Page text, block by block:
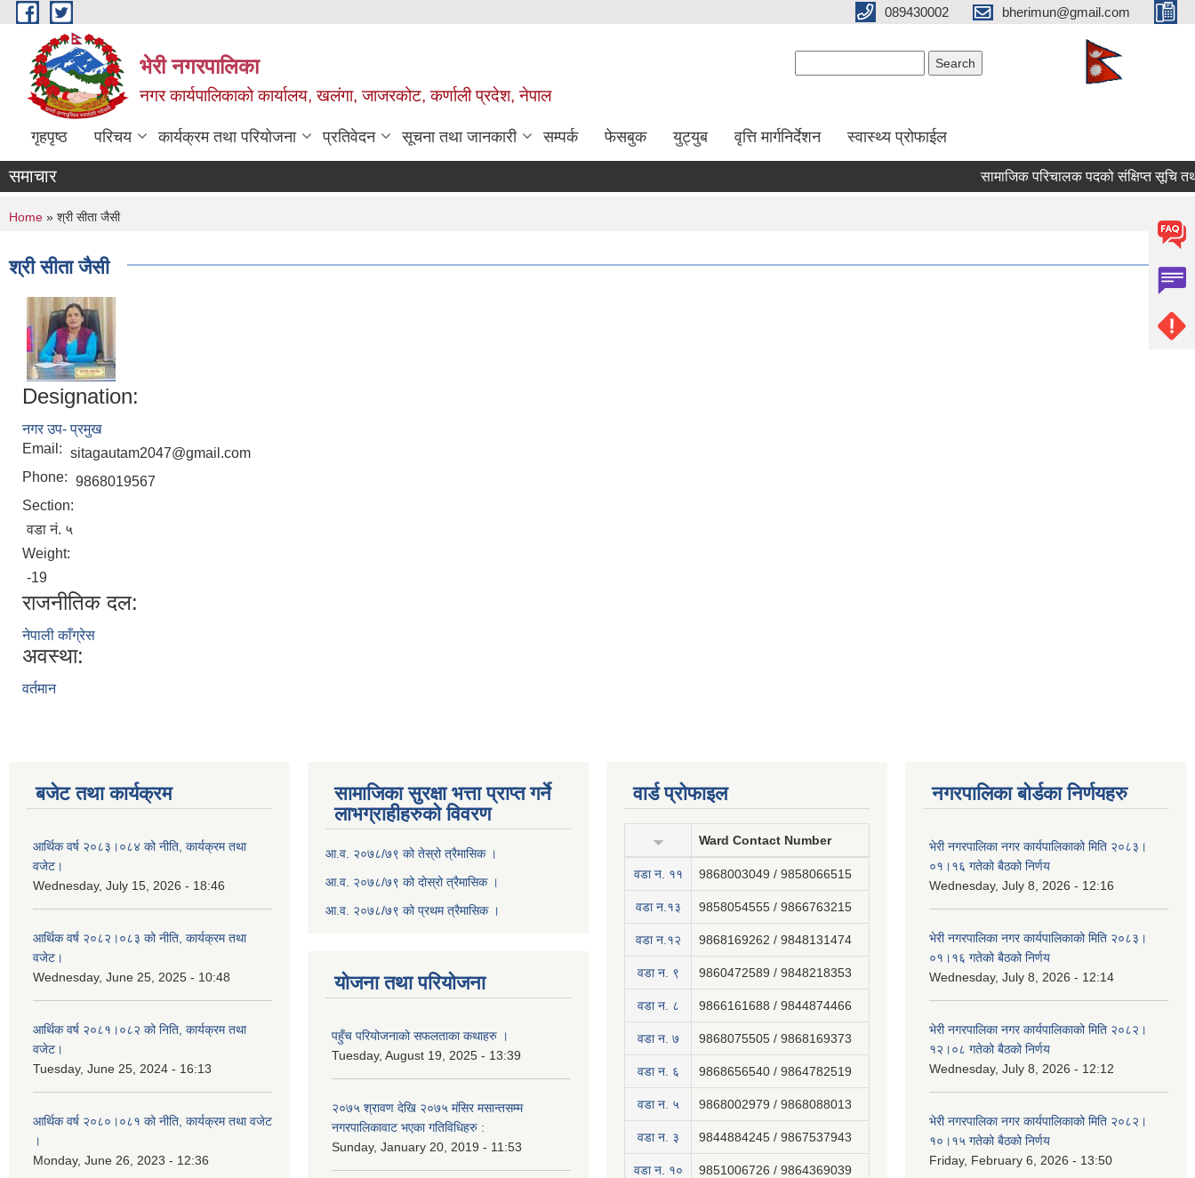
Skip to main content 089430002 bherimun@gmail.com
भेरी नगरपालिका
नगर कार्यपालिकाको कार्यालय, खलंगा, जाजरकोट, कर्णाली प्रदेश, नेपाल
गृहपृष्ठ परिचय कार्यक्रम तथा परियोजना प्रतिवेदन सूचना तथा जानकारी सम्पर्क फेसबुक युट्युब वृत्ति मार्गनिर्देशन स्वास्थ्य प्रोफाईल
समाचार सामाजिक परिचालक पदको संक्षिप्त सूचि तथा
You are here
Home » श्री सीता जैसी
श्री सीता जैसी
Designation:
नगर उप- प्रमुख
Email: sitagautam2047@gmail.com
Phone: 9868019567
Section:
वडा नं. ५
Weight:
-19
राजनीतिक दल:
नेपाली काँग्रेस
अवस्था:
वर्तमान
बजेट तथा कार्यक्रम
आर्थिक वर्ष २०८३।०८४ को नीति, कार्यक्रम तथा
वजेट।
Wednesday, July 15, 2026 - 18:46
आर्थिक वर्ष २०८२।०८३ को नीति, कार्यक्रम तथा
वजेट।
Wednesday, June 25, 2025 - 10:48
आर्थिक वर्ष २०८१।०८२ को निति, कार्यक्रम तथा
वजेट।
Tuesday, June 25, 2024 - 16:13
आर्थिक वर्ष २०८०।०८१ को नीति, कार्यक्रम तथा वजेट
।
Monday, June 26, 2023 - 12:36
सामाजिका सुरक्षा भत्ता प्राप्त गर्ने
लाभग्राहीहरुको विवरण
आ.व. २०७८/७९ को तेस्रो त्रैमासिक ।
आ.व. २०७८/७९ को दोस्रो त्रैमासिक ।
आ.व. २०७८/७९ को प्रथम त्रैमासिक ।
योजना तथा परियोजना
पहुँच परियोजनाको सफलताका कथाहरु ।
Tuesday, August 19, 2025 - 13:39
२०७५ श्रावण देखि २०७५ मंसिर मसान्तसम्म
नगरपालिकावाट भएका गतिविधिहरु :
Sunday, January 20, 2019 - 11:53
वार्ड प्रोफाइल
Ward Contact Number
वडा न‍. ११ 9868003049 / 9858066515
वडा न.१३ 9858054555 / 9866763215
वडा न.१२ 9868169262 / 9848131474
वडा न. ९ 9860472589 / 9848218353
वडा न. ८ 9866161688 / 9844874466
वडा न. ७ 9868075505 / 9868169373
वडा न. ६ 9868656540 / 9864782519
वडा न. ५ 9868002979 / 9868088013
वडा न. ३ 9844884245 / 9867537943
वडा न. १० 9851006726 / 9864369039
नगरपालिका बोर्डका निर्णयहरु
भेरी नगरपालिका नगर कार्यपालिकाको मिति २०८३।
०१।१६ गतेको बैठको निर्णय
Wednesday, July 8, 2026 - 12:16
भेरी नगरपालिका नगर कार्यपालिकाको मिति २०८३।
०१।१६ गतेको बैठको निर्णय
Wednesday, July 8, 2026 - 12:14
भेरी नगरपालिका नगर कार्यपालिकाको मिति २०८२।
१२।०८ गतेको बैठको निर्णय
Wednesday, July 8, 2026 - 12:12
भेरी नगरपालिका नगर कार्यपालिकाको मिति २०८२।
१०।१५ गतेको बैठको निर्णय
Friday, February 6, 2026 - 13:50